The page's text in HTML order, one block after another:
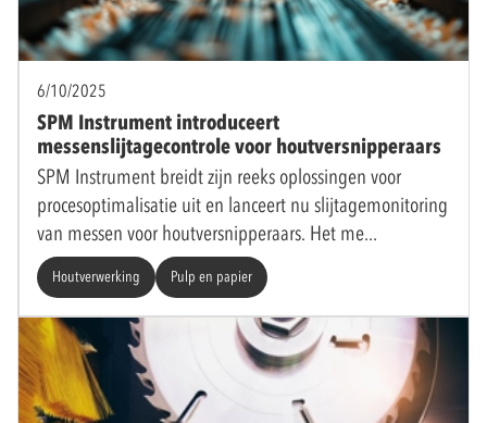
6/10/2025
SPM Instrument introduceert
messenslijtagecontrole voor houtversnipperaars
SPM Instrument breidt zijn reeks oplossingen voor
procesoptimalisatie uit en lanceert nu slijtagemonitoring
van messen voor houtversnipperaars. Het me
Houtverwerking Pulp en papier